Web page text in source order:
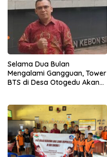
Selama Dua Bulan
Mengalami Gangguan, Tower
BTS di Desa Otogedu Akan